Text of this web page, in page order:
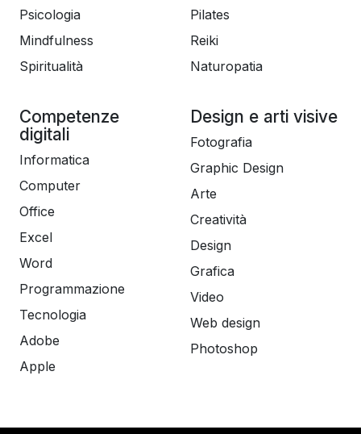
Psicologia
Mindfulness
Spiritualità
Pilates
Reiki
Naturopatia
Competenze
digitali
Informatica
Computer
Office
Excel
Word
Programmazione
Tecnologia
Adobe
Apple
Design e arti visive
Fotografia
Graphic Design
Arte
Creatività
Design
Grafica
Video
Web design
Photoshop